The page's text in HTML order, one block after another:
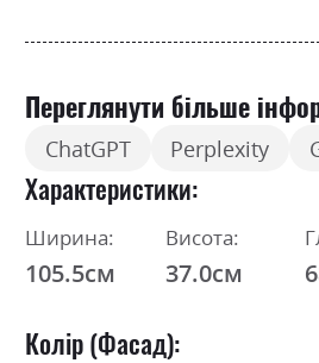
Переглянути більше
ChatGPT Perplexity
Характеристики
Ширина:
105.5см
Висота:
37.0см
Колір (Фасад):